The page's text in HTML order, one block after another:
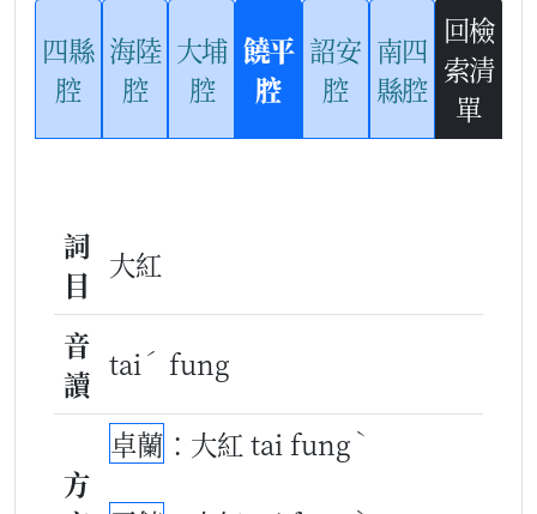
四縣
腔
海陸
腔
大埔
腔
饒平
腔
詔安
腔
南四
縣腔
回檢
索清
單
詞
目
大紅
音
讀
tai ˊ fung
方
卓蘭 ：大紅 tai fung ˋ